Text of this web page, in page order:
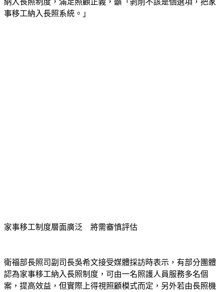
納入長照制度，滿足照顧正義，籲「剝削不該是個選項，把家
事移工納入長照系統。」
家事移工制度層面廣泛　將需審慎評估
衛福部長照司副司長吳希文接受媒體採訪時表示，有部分團體
認為家事移工納入長照制度，可由一名照護人員服務多名個
案，提高效益，但實際上得視照顧模式而定，另外若由長照機